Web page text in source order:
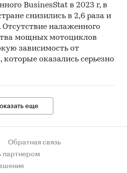
BusinesStat в 2023 г, в
снизились в 2,6 раза и
Отсутствие налаженного
мощных мотоциклов
зависимость от
оказались серьезно
еще
Обратная связь
партнером